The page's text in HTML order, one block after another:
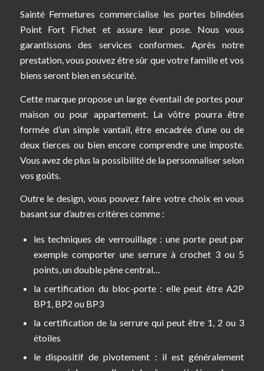
Sainté Fermetures commercialise les portes blindées
Point Fort Fichet et assure leur pose. Nous vous
garantissons des services conformes. Après notre
prestation, vous pouvez être sûr que votre famille et vos
biens seront bien en sécurité.
Cette marque propose un large éventail de portes pour
maison ou pour appartement. La vôtre pourra être
formée d’un simple vantail, être encadrée d’une ou de
deux tierces ou bien encore comprendre une imposte.
Vous avez de plus la possibilité de la personnaliser selon
vos goûts.
Outre le design, vous pouvez faire votre choix en vous
basant sur d’autres critères comme :
les techniques de verrouillage : une porte peut par
exemple comporter une serrure à crochet 3 ou 5
points, un double pêne central…
la certification du bloc-porte : elle peut être A2P
BP1, BP2 ou BP3
la certification de la serrure qui peut être 1, 2 ou 3
étoiles
le dispositif de pivotement : il est généralement